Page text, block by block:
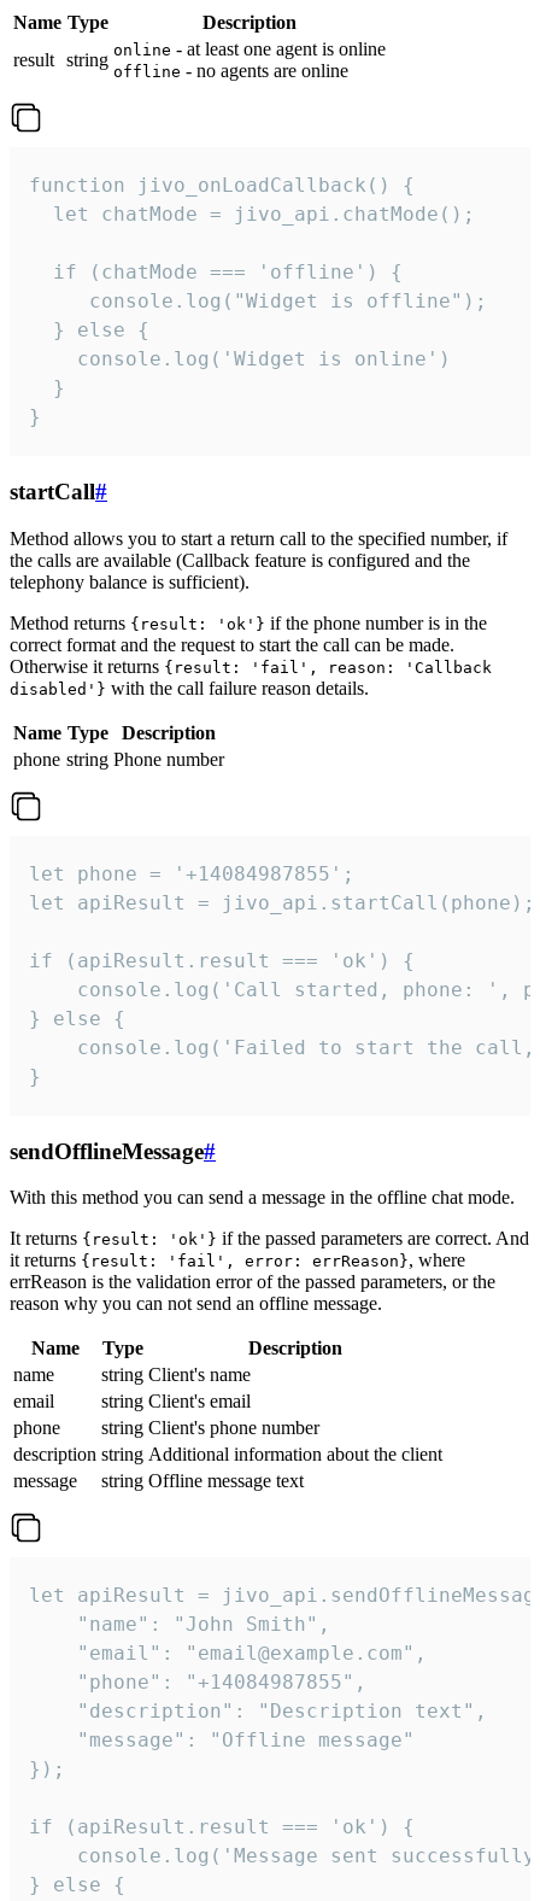
Name Type
Description
result string online - at least one agent is online
offline - no agents are online
function jivo_onLoadCallback() {
  let chatMode = jivo_api.chatMode();
  if (chatMode === 'offline') {
     console.log("Widget is offline");
  } else {
    console.log('Widget is online')
  }
}
startCall#
Method allows you to start a return call to the specified number, if
the calls are available (Callback feature is configured and the
telephony balance is sufficient).
Method returns {result: 'ok'} if the phone number is in the
correct format and the request to start the call can be made.
Otherwise it returns {result: 'fail', reason: 'Callback
disabled'} with the call failure reason details.
Name Type
Description
phone string Phone number
let phone = '+14084987855';
let apiResult = jivo_api.startCall(phone);
if (apiResult.result === 'ok') {
console.log('Call started, phone: ',
} else {
console.log('Failed to start the
}
sendOfflineMessage#
With this method you can send a message in the offline chat mode.
It returns {result: 'ok'} if the passed parameters are correct. And
it returns {result: 'fail', error: errReason}, where
errReason is the validation error of the passed parameters, or the
reason why you can not send an offline message.
Name Type
Description
name
string Client's name
email
string Client's email
phone
string Client's phone number
description string Additional information about the client
message
string Offline message text
let apiResult =
    "name": "John Smith",
    "email": "email@example.com",
    "phone": "+14084987855",
    "description": "Description text",
    "message": "Offline message"
});
if (apiResult.result === 'ok') {
console.log('Message sent
} else {